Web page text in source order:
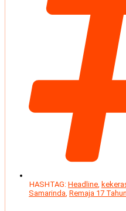
HASHTAG: Headline,
Samarinda, Remaja 17